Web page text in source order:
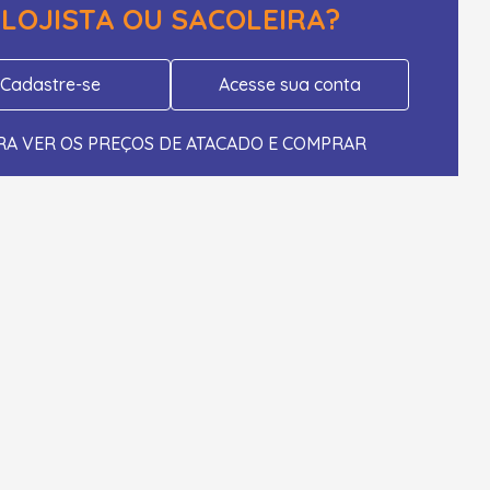
LOJISTA OU SACOLEIRA?
Cadastre-se Acesse sua conta
VER OS PREÇOS DE ATACADO E COMPRAR